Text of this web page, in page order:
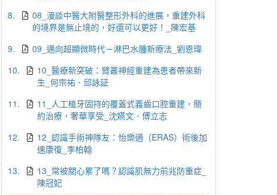
8.
08_漫談中醫大附醫整形外科的進展，重建外科
的境界是無止境的，好還可以更好！_陳宏基
9.
09_邁向超顯微時代－淋巴水腫新療法_劉恩瑋
10.
10_醫療新突破：臂叢神經重建為患者帶來新
生_何宗祐．邱詠証
11.
11_人工植牙固持的覆蓋式義齒口腔重建，簡
約治療，奢華享受_沈嬿文．傅立志
12.
12_認識手術神隊友：怡樂適（ERAS）術後加
速康復_李柏翰
13.
13_常被關心累了嗎？認識肌無力前兆防重症_
陳冠妃